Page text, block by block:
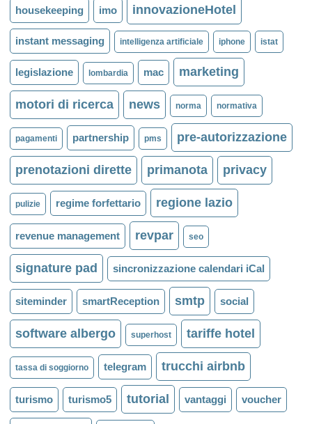
housekeeping imo innovazioneHotel
instant messaging intelligenza artificiale iphone istat
legislazione lombardia mac marketing
motori di ricerca news norma normativa
pagamenti partnership pms pre-autorizzazione
prenotazioni dirette primanota privacy
pulizie regime forfettario regione lazio
revenue management revpar seo
signature pad sincronizzazione calendari iCal
siteminder smartReception smtp social
software albergo superhost tariffe hotel
tassa di soggiorno telegram trucchi airbnb
turismo turismo5 tutorial vantaggi voucher